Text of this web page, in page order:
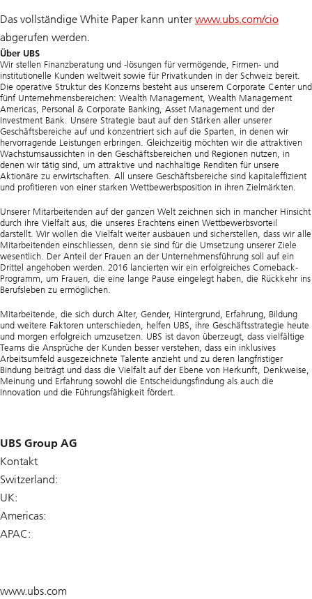
Das vollständige White Paper kann unter www.ubs.com/cio
abgerufen werden.
Über UBS
Wir stellen Finanzberatung und -lösungen für vermögende, Firmen- und
institutionelle Kunden weltweit sowie für Privatkunden in der Schweiz bereit.
Die operative Struktur des Konzerns besteht aus unserem Corporate Center und
fünf Unternehmensbereichen: Wealth Management, Wealth Management
Americas, Personal & Corporate Banking, Asset Management und der
Investment Bank. Unsere Strategie baut auf den Stärken aller unserer
Geschäftsbereiche auf und konzentriert sich auf die Sparten, in denen wir
hervorragende Leistungen erbringen. Gleichzeitig möchten wir die attraktiven
Wachstumsaussichten in den Geschäftsbereichen und Regionen nutzen, in
denen wir tätig sind, um attraktive und nachhaltige Renditen für unsere
Aktionäre zu erwirtschaften. All unsere Geschäftsbereiche sind kapitaleffizient
und profitieren von einer starken Wettbewerbsposition in ihren Zielmärkten.
Unserer Mitarbeitenden auf der ganzen Welt zeichnen sich in mancher Hinsicht
durch ihre Vielfalt aus, die unseres Erachtens einen Wettbewerbsvorteil
darstellt. Wir wollen die Vielfalt weiter ausbauen und sicherstellen, dass wir alle
Mitarbeitenden einschliessen, denn sie sind für die Umsetzung unserer Ziele
wesentlich. Der Anteil der Frauen an der Unternehmensführung soll auf ein
Drittel angehoben werden. 2016 lancierten wir ein erfolgreiches Comeback-
Programm, um Frauen, die eine lange Pause eingelegt haben, die Rückkehr ins
Berufsleben zu ermöglichen.
Mitarbeitende, die sich durch Alter, Gender, Hintergrund, Erfahrung, Bildung
und weitere Faktoren unterschieden, helfen UBS, ihre Geschäftsstrategie heute
und morgen erfolgreich umzusetzen. UBS ist davon überzeugt, dass vielfältige
Teams die Ansprüche der Kunden besser verstehen, dass ein inklusives
Arbeitsumfeld ausgezeichnete Talente anzieht und zu deren langfristiger
Bindung beiträgt und dass die Vielfalt auf der Ebene von Herkunft, Denkweise,
Meinung und Erfahrung sowohl die Entscheidungsfindung als auch die
Innovation und die Führungsfähigkeit fördert.
UBS Group AG
Kontakt
Switzerland:
UK:
Americas:
APAC:
www.ubs.com